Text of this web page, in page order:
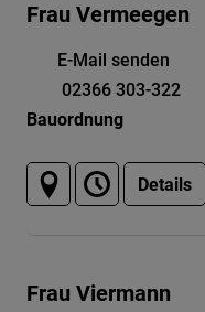
Frau Vermeegen
E-Mail senden
02366 303-322
Bauordnung
Details
Frau Viermann